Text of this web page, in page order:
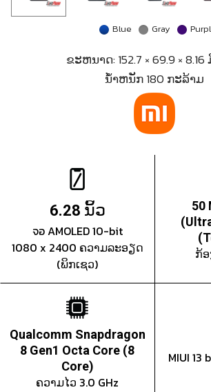
Blue Gray
ຂະຫນາດ: 152.7 × 69.9 ×
ນ້ຳຫນັກ 180 ກະລ້າມ
6.28 ນິ້ວ
จอ AMOLED 10-bit
1080 x 2400 ຄວາມລະອຽດ
(ພິກເຊວ)
50
ກ້
Qualcomm Snapdragon
8 Gen1 Octa Core (8
Core)
ຄວາມໄວ 3.0 GHz
MIUI 13